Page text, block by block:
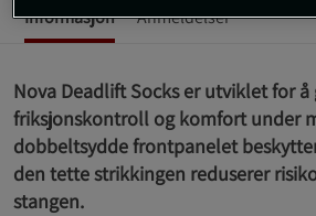
Informasjon Anmeldelser
Nova Deadlift Socks er utviklet for å
friksjonskontroll og komfort under
dobbeltsydde frontpanelet
den tette strikkingen reduserer
stangen.